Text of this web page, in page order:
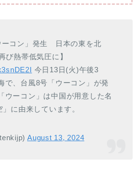
ーコン」発生 日本の東を北
び熱帯低気圧に】
今日13日(火)午後3
で、台風8号「ウーコン」が発
ウーコン」は中国が用意した名
に由来しています。
August 13, 2024